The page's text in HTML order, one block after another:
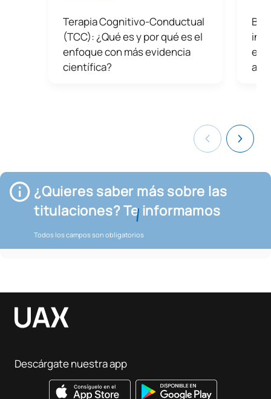
Terapia Cognitivo-Conductual
(TCC): ¿Qué es y por qué es el
enfoque con más evidencia
científica?
¿Quieres saber más sobre las
titulaciones? Te informamos
Todos los campos son obligatorios
Descárgate nuestra app